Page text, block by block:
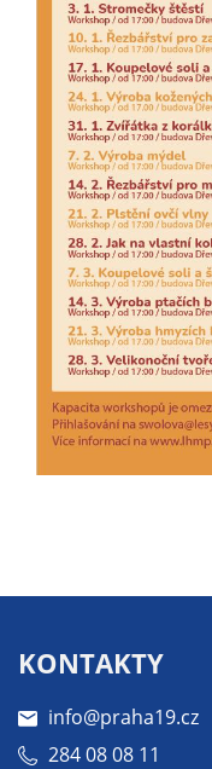
KONTAKTY
info@praha19.cz
284 08 08 11